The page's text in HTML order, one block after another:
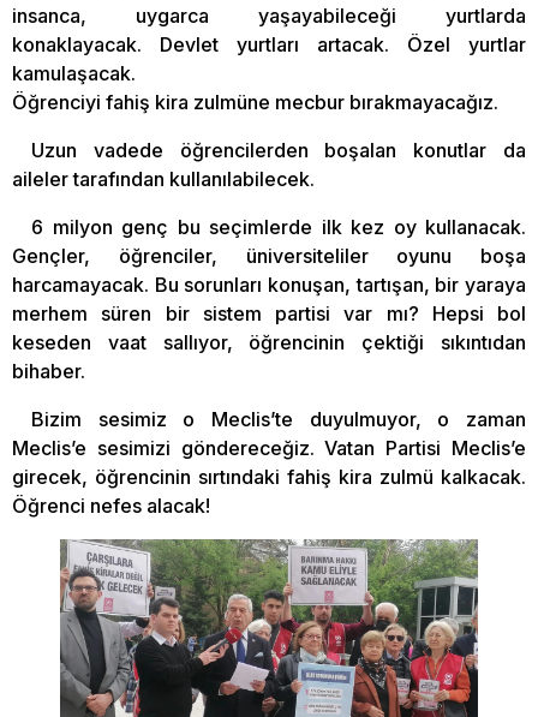
insanca, uygarca yaşayabileceği yurtlarda
konaklayacak. Devlet yurtları artacak. Özel yurtlar
kamulaşacak.
Öğrenciyi fahiş kira zulmüne mecbur bırakmayacağız.
Uzun vadede öğrencilerden boşalan konutlar da
aileler tarafından kullanılabilecek.
6 milyon genç bu seçimlerde ilk kez oy kullanacak.
Gençler, öğrenciler, üniversiteliler oyunu boşa
harcamayacak. Bu sorunları konuşan, tartışan, bir yaraya
merhem süren bir sistem partisi var mı? Hepsi bol
keseden vaat sallıyor, öğrencinin çektiği sıkıntıdan
bihaber.
Bizim sesimiz o Meclis’te duyulmuyor, o zaman
Meclis’e sesimizi göndereceğiz. Vatan Partisi Meclis’e
girecek, öğrencinin sırtındaki fahiş kira zulmü kalkacak.
Öğrenci nefes alacak!